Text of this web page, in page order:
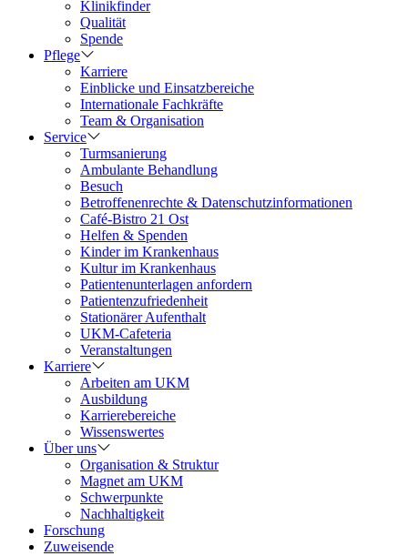
Klinikfinder
Qualität
Spende
Pflege
Karriere
Einblicke und Einsatzbereiche
Internationale Fachkräfte
Team & Organisation
Service
Turmsanierung
Ambulante Behandlung
Besuch
Betroffenenrechte & Datenschutzinformationen
Café-Bistro 21 Ost
Helfen & Spenden
Kinder im Krankenhaus
Kultur im Krankenhaus
Patientenunterlagen anfordern
Patientenzufriedenheit
Stationärer Aufenthalt
UKM-Cafeteria
Veranstaltungen
Karriere
Arbeiten am UKM
Ausbildung
Karrierebereiche
Wissenswertes
Über uns
Organisation & Struktur
Magnet am UKM
Schwerpunkte
Nachhaltigkeit
Forschung
Zuweisende